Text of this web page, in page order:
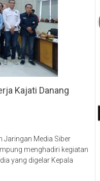
Kajati Danang
Jaringan Media Siber
menghadiri kegiatan
yang digelar Kepala